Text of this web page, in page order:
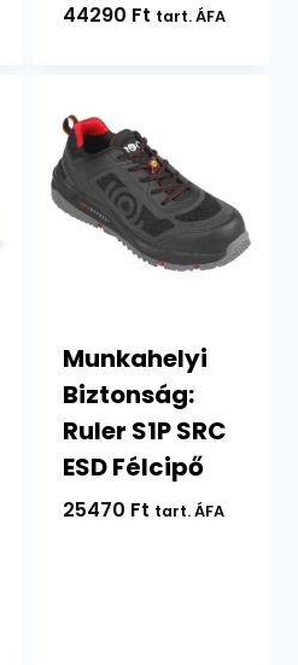
44290 Ft tart. ÁFA
Munkahelyi
Biztonság:
Ruler S1P SRC
ESD Félcipő
25470 Ft tart. ÁFA